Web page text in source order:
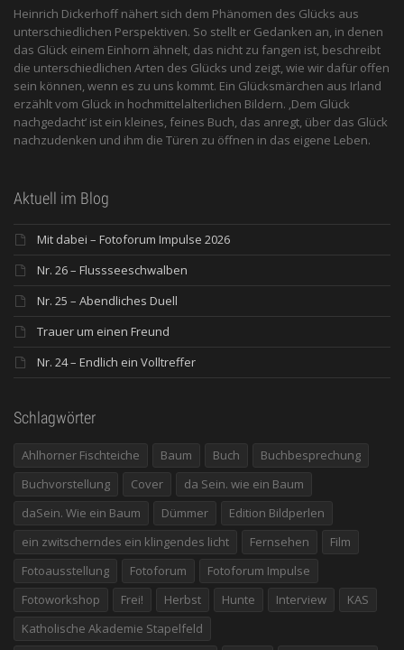
Heinrich Dickerhoff nähert sich dem Phänomen des Glücks aus
unterschiedlichen Perspektiven. So stellt er Gedanken an, in denen
das Glück einem Einhorn ähnelt, das nicht zu fangen ist, beschreibt
die unterschiedlichen Arten des Glücks und zeigt, wie wir dafür offen
sein können, wenn es zu uns kommt. Ein Glücksmärchen aus Irland
erzählt vom Glück in hochmittelalterlichen Bildern. ‚Dem Glück
nachgedacht‘ ist ein kleines, feines Buch, das anregt, über das Glück
nachzudenken und ihm die Türen zu öffnen in das eigene Leben.
Aktuell im Blog
Mit dabei – Fotoforum Impulse 2026
Nr. 26 – Flussseeschwalben
Nr. 25 – Abendliches Duell
Trauer um einen Freund
Nr. 24 – Endlich ein Volltreffer
Schlagwörter
Ahlhorner Fischteiche Baum Buch
Buchbesprechung
Buchvorstellung
Cover
da Sein. wie ein Baum
daSein. Wie ein Baum
Dümmer
Edition Bildperlen
ein zwitscherndes ein klingendes licht
Fernsehen
Film
Fotoausstellung
Fotoforum
Fotoforum Impulse
Fotoworkshop
Frei! Herbst Hunte Interview
KAS
Katholische Akademie Stapelfeld